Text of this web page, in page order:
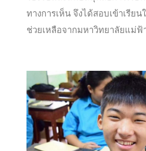
ทางการเห็น จึงได้สอบเข้าเรีย
ช่วยเหลือจากมหาวิทยาลัยแม่ฟ้